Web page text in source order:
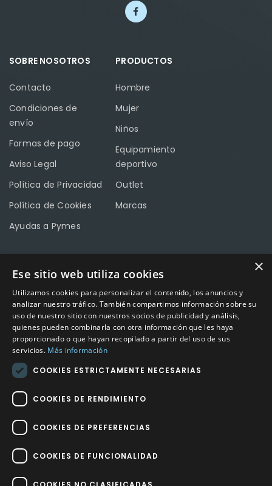
SOBRE NOSOTROS
Contacto
Condiciones de
envío
Formas de pago
Aviso Legal
Política de Privacidad
Política de Cookies
Ayudas a Pymes
PRODUCTOS
Hombre
Mujer
Niños
Equipamiento
deportivo
Outlet
Marcas
CONTACTO
Calle Méndez Núñez nº3 – Fuente Palmera 14120 Córdoba
Teléfono957 04 96 57
Emailinfo@factory-sport.es
HORARIO COMERCIAL
Lunes a viernes
10:00 a 14:00 / 18:00 a 21:00
×
Ese sitio web utiliza cookies
Utilizamos cookies para personalizar el contenido, los anuncios y
analizar nuestro tráfico. También compartimos información sobre su
uso de nuestro sitio con nuestros socios de publicidad y análisis,
quienes pueden combinarla con otra información que les haya
proporcionado o que hayan recopilado a partir del uso de sus
servicios. Más información
COOKIES ESTRICTAMENTE NECESARIAS
COOKIES DE RENDIMIENTO
COOKIES DE PREFERENCIAS
COOKIES DE FUNCIONALIDAD